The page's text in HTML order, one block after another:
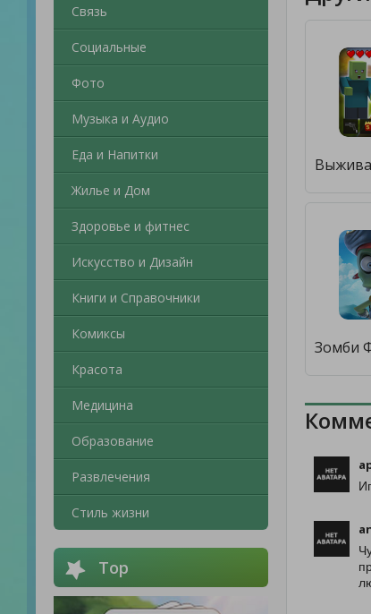
Связь
Социальные
Фото
Музыка и Аудио
Еда и Напитки
Жилье и Дом
Здоровье и фитнес
Искусство и Дизайн
Книги и Справочники
Комиксы
Красота
Медицина
Образование
Развлечения
Стиль жизни
Top